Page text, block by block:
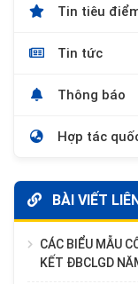
Tin tiêu
Tin tức
Thông báo
Hợp tác
BÀI VIẾT
CÁC BIỂU MẪU
KẾT ĐBCLGD